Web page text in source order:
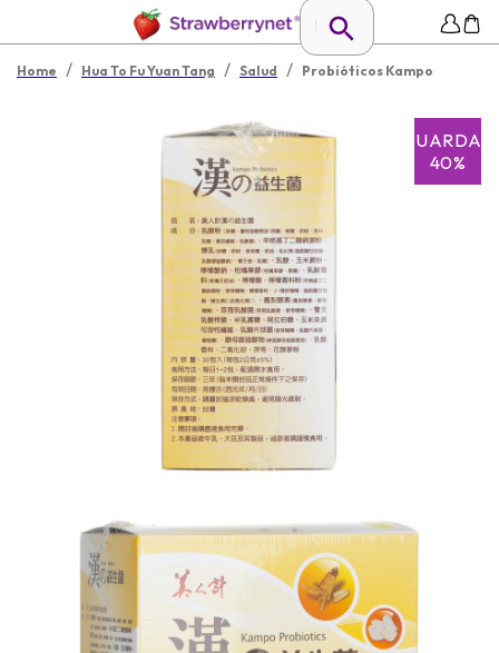
Home / Hua To Fu Yuan Tang / Salud / Probióticos Kampo
GUARDAR
40%